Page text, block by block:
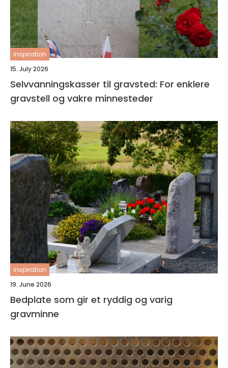
inspiration
15. July 2026
Selvvanningskasser til gravsted: For enklere
gravstell og vakre minnesteder
inspiration
19. June 2026
Bedplate som gir et ryddig og varig
gravminne